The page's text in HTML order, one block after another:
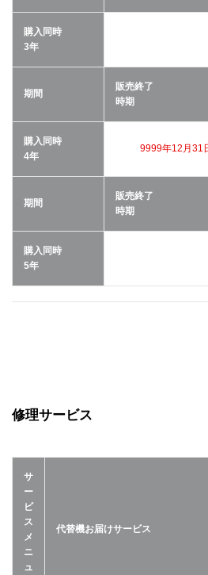
購入同時
3年
期間
販売終了
時期
購入同時
4年
9999年12月31
期間
販売終了
時期
購入同時
5年
修理サービス
サ
ー
ビ
ス
メ
ニ
ュ
代替機お届けサービス